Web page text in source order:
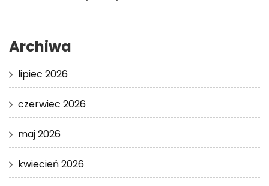
Archiwa
lipiec 2026
czerwiec 2026
maj 2026
kwiecień 2026